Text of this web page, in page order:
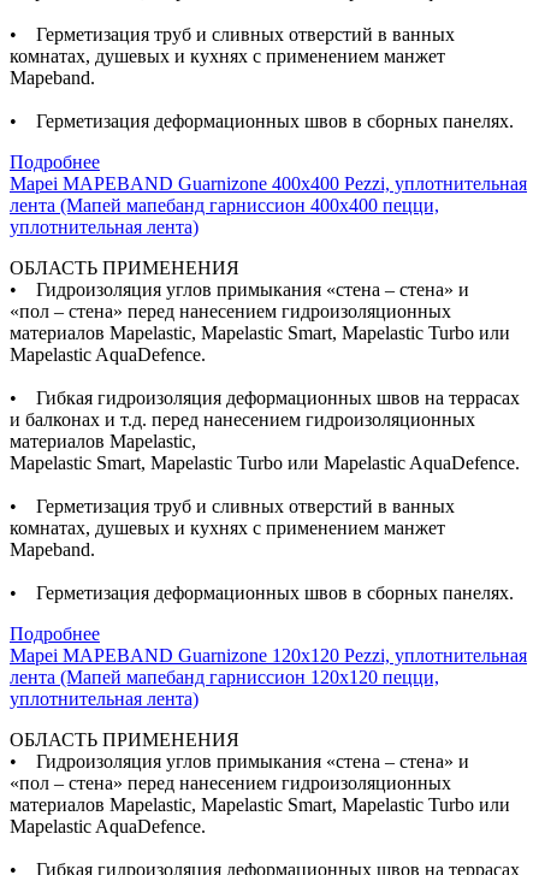
• Герметизация труб и сливных отверстий в ванных
комнатах, душевых и кухнях с применением манжет
Mapeband.
• Герметизация деформационных швов в сборных панелях.
Подробнее
Mapei MAPEBAND Guarnizone 400x400 Pezzi, уплотнительная
лента (Мапей мапебанд гарниссион 400х400 пецци,
уплотнительная лента)
ОБЛАСТЬ ПРИМЕНЕНИЯ
• Гидроизоляция углов примыкания «стена – стена» и
«пол – стена» перед нанесением гидроизоляционных
материалов Mapelastic, Mapelastic Smart, Mapelastic Turbo или
Mapelastic AquaDefence.
• Гибкая гидроизоляция деформационных швов на террасах
и балконах и т.д. перед нанесением гидроизоляционных
материалов Mapelastic,
Mapelastic Smart, Mapelastic Turbo или Mapelastic AquaDefence.
• Герметизация труб и сливных отверстий в ванных
комнатах, душевых и кухнях с применением манжет
Mapeband.
• Герметизация деформационных швов в сборных панелях.
Подробнее
Mapei MAPEBAND Guarnizone 120x120 Pezzi, уплотнительная
лента (Мапей мапебанд гарниссион 120х120 пецци,
уплотнительная лента)
ОБЛАСТЬ ПРИМЕНЕНИЯ
• Гидроизоляция углов примыкания «стена – стена» и
«пол – стена» перед нанесением гидроизоляционных
материалов Mapelastic, Mapelastic Smart, Mapelastic Turbo или
Mapelastic AquaDefence.
• Гибкая гидроизоляция деформационных швов на террасах